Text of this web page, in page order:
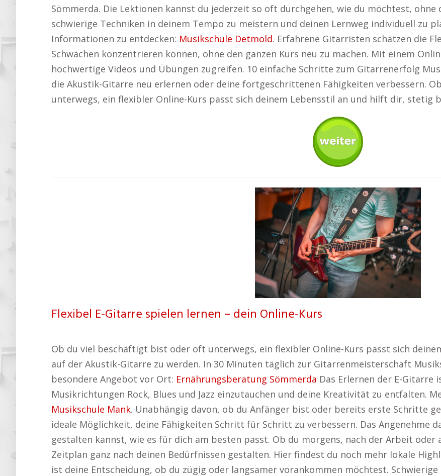
Sömmerda. Die Lektionen kannst du jederzeit so oft durchgehen, wie du möchtest,
schwierige Techniken in deinem Tempo zu meistern und deinen Lernweg individuell zu
Informationen zu entdecken: Musikschule Detmold. Erfahrene Gitarristen schätzen die
Schwächen konzentrieren können, ohne den ganzen Kurs neu zu machen. Mit einem
hochwertige Videos und Übungen zugreifen. 10 einfache Schritte zum Gitarrenerfolg
die Akustik-Gitarre neu erlernen oder deine fortgeschrittenen Fähigkeiten verbessern.
unterwegs, ein flexibler Online-Kurs passt sich deinem Lebensstil an und hilft dir, stetig
Flexibel E-Gitarre spielen lernen – dein Online-Kurs
Ob du viel beschäftigt bist oder oft unterwegs, ein flexibler Online-Kurs passt sich
auf der Akustik-Gitarre zu werden. In 30 Minuten täglich zur Gitarrenmeisterschaft
besondere Angebot vor Ort: Ernährungsberatung Sömmerda Das Erlernen der E-
Musikrichtungen Rock, Blues und Jazz einzutauchen und deine Kreativität zu entfalten.
Musikschule Mank. Unabhängig davon, ob du Anfänger bist oder bereits erste Schritte
ideale Möglichkeit, deine Fähigkeiten Schritt für Schritt zu verbessern. Das Angenehme
gestalten kannst, wie es für dich am besten passt. Ob du morgens, nach der Arbeit oder
Zeitplan ganz nach deinen Bedürfnissen gestalten. Hier findest du noch mehr lokale
ist deine Entscheidung, ob du zügig oder langsamer vorankommen möchtest.